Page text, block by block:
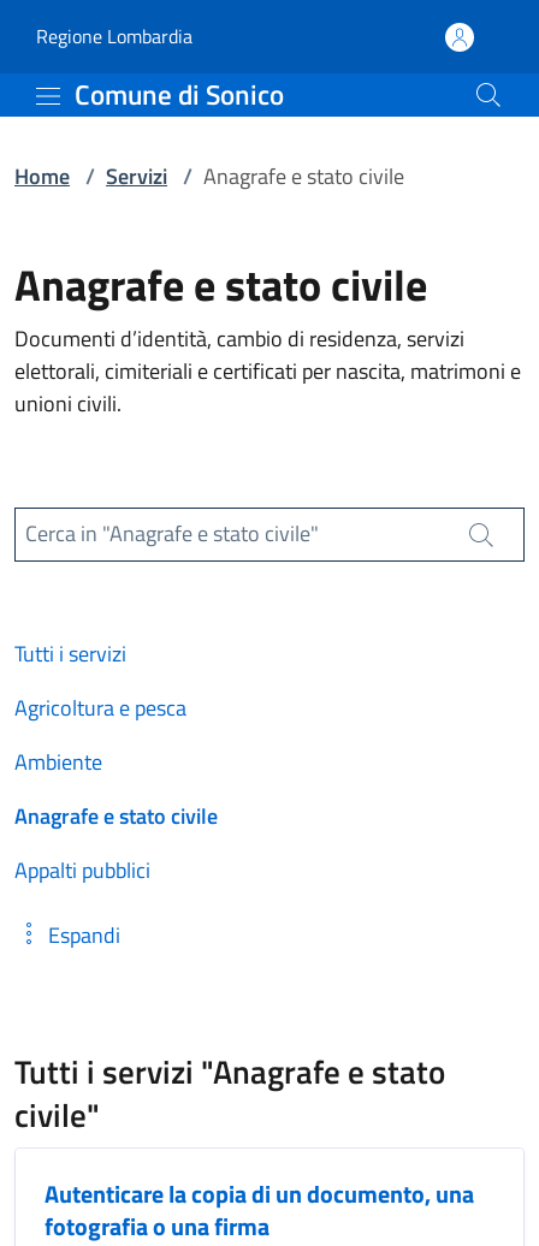
Servizi | Comune di
Regione Lombardia(apre in un'altra scheda).
Comune di Sonico
Home / Servizi / Anagrafe e stato civile
Anagrafe e stato civile
Documenti d’identità, cambio di residenza, servizi
elettorali, cimiteriali e certificati per nascita, matrimoni e
unioni civili.
Cerca in "Anagrafe e stato civile"
Cerca
Tutti i servizi
Agricoltura e pesca
Ambiente
Anagrafe e stato civile
Appalti pubblici
Espandi
Tutti i servizi "Anagrafe e stato
civile"
Autenticare la copia di un documento, una
fotografia o una firma